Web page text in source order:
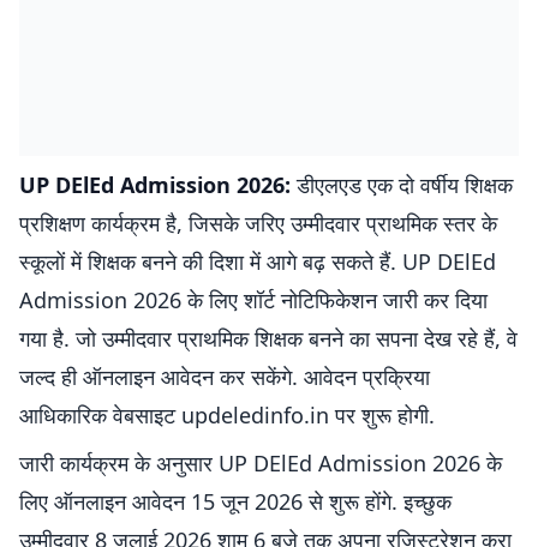
UP DElEd Admission 2026:डीएलएड एक दो वर्षीय शिक्षक
प्रशिक्षण कार्यक्रम है, जिसके जरिए उम्मीदवार प्राथमिक स्तर के
स्कूलों में शिक्षक बनने की दिशा में आगे बढ़ सकते हैं. UP DElEd
Admission 2026 के लिए शॉर्ट नोटिफिकेशन जारी कर दिया
गया है. जो उम्मीदवार प्राथमिक शिक्षक बनने का सपना देख रहे हैं, वे
जल्द ही ऑनलाइन आवेदन कर सकेंगे. आवेदन प्रक्रिया
आधिकारिक वेबसाइट updeledinfo.in पर शुरू होगी.
जारी कार्यक्रम के अनुसार UP DElEd Admission 2026 के
लिए ऑनलाइन आवेदन 15 जून 2026 से शुरू होंगे. इच्छुक
उम्मीदवार 8 जुलाई 2026 शाम 6 बजे तक अपना रजिस्ट्रेशन करा